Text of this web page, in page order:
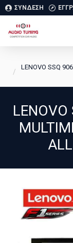
ΣΥΝΔΕΣΗ
LENOVO SSQ